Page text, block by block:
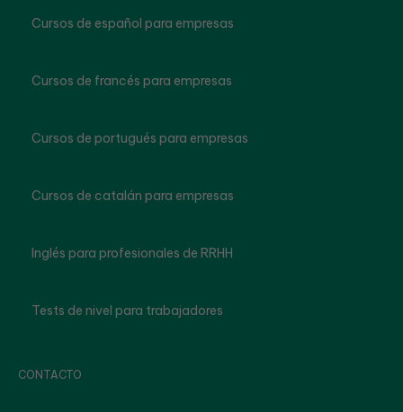
Cursos de español para empresas
Cursos de francés para empresas
Cursos de portugués para empresas
Cursos de catalán para empresas
Inglés para profesionales de RRHH
Tests de nivel para trabajadores
CONTACTO